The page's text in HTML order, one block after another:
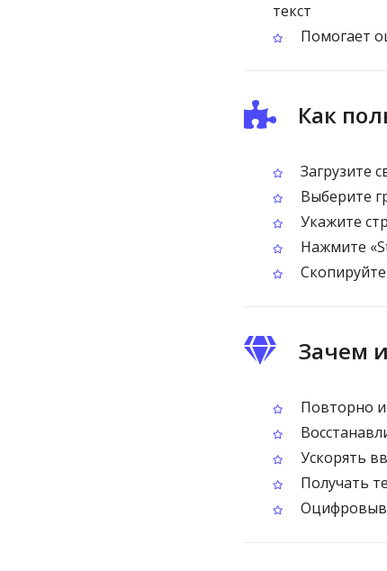
текст
Помогает
Как
Загрузите
Выберите
Укажите
Нажмите
Зачем
Повторно
Ускорять
Получать